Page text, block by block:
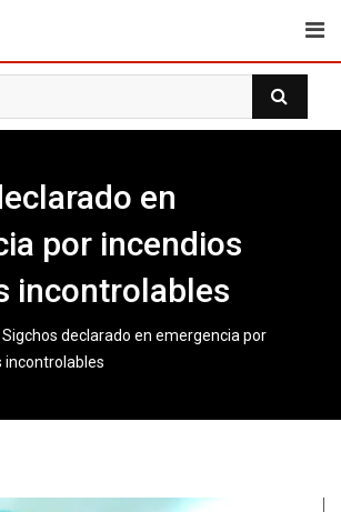
en
por incendios
incontrolables
Sigchos declarado en emergencia por
incontrolables